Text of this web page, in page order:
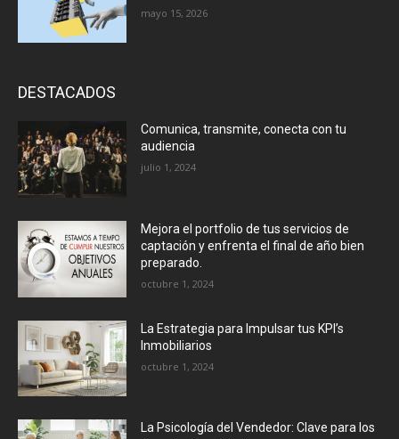
mayo 15, 2026
DESTACADOS
Comunica, transmite, conecta con tu
audiencia
julio 1, 2024
Mejora el portfolio de tus servicios de
captación y enfrenta el final de año bien
preparado.
octubre 1, 2024
La Estrategia para Impulsar tus KPI’s
Inmobiliarios
octubre 1, 2024
La Psicología del Vendedor: Clave para los